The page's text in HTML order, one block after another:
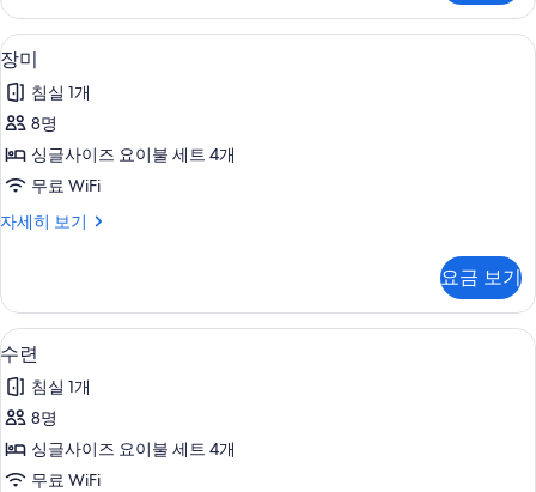
히
보
기
장
미
사
진
모
보
6
장미
침실 1개
8명
싱글사이즈 요이불 세트 4개
무료 WiFi
자세히 보기
장
히
보
기
요금 보기
수
련
사
진
모
6
수련
침실 1개
8명
싱글사이즈 요이불 세트 4개
무료 WiFi